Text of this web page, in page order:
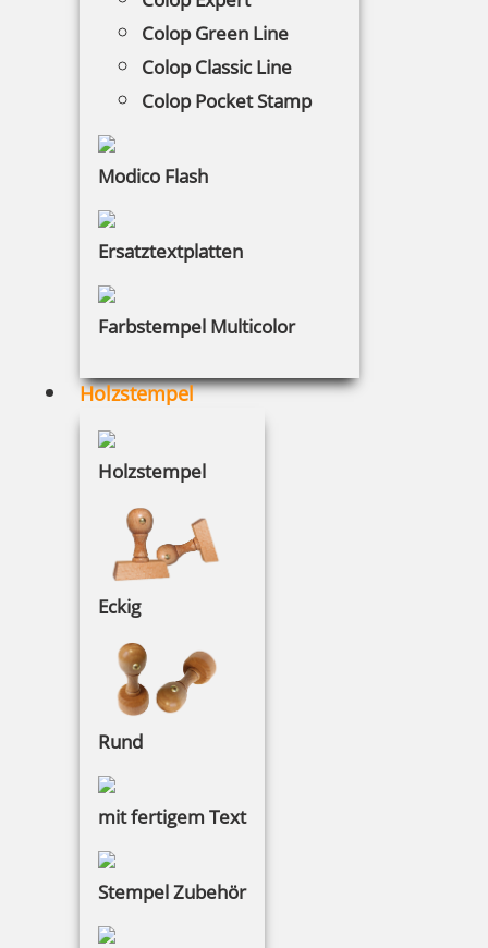
Colop Green Line
Colop Classic Line
Colop Pocket Stamp
Modico Flash
Ersatztextplatten
Farbstempel Multicolor
Holzstempel
Holzstempel
Eckig
Rund
mit fertigem Text
Stempel Zubehör
5 Artikel in der Kategorie
Tütle Größe M 100 Stück
Tütle Größe L 100 Stück
48,04 €